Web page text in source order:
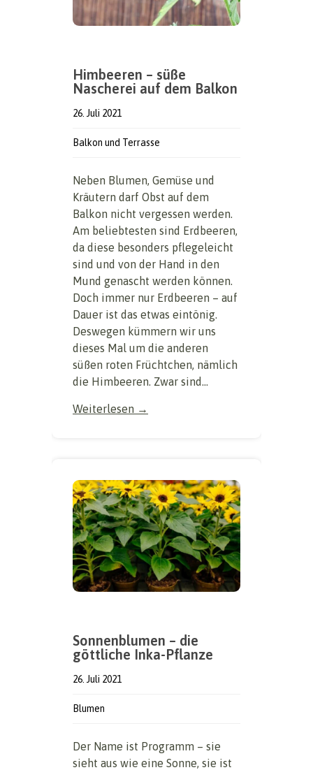
Himbeeren – süße
Nascherei auf dem Balkon
26. Juli 2021
Balkon und Terrasse
Neben Blumen, Gemüse und
Kräutern darf Obst auf dem
Balkon nicht vergessen werden.
Am beliebtesten sind Erdbeeren,
da diese besonders pflegeleicht
sind und von der Hand in den
Mund genascht werden können.
Doch immer nur Erdbeeren – auf
Dauer ist das etwas eintönig.
Deswegen kümmern wir uns
dieses Mal um die anderen
süßen roten Früchtchen, nämlich
die Himbeeren. Zwar sind...
Weiterlesen →
Sonnenblumen – die
göttliche Inka-Pflanze
26. Juli 2021
Blumen
Der Name ist Programm – sie
sieht aus wie eine Sonne, sie ist